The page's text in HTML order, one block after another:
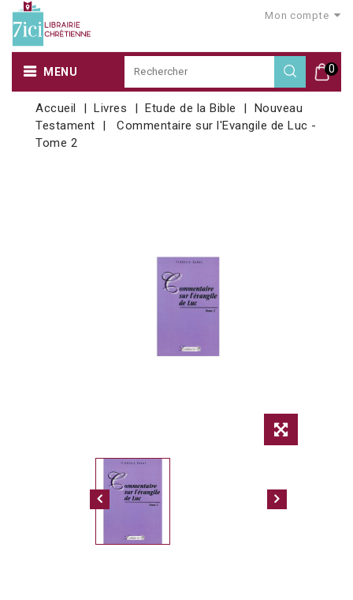
Mon compte
0
MENU
Accueil Livres Etude de la Bible
Nouveau
Testament
Commentaire sur l'Evangile de Luc -
Tome 2